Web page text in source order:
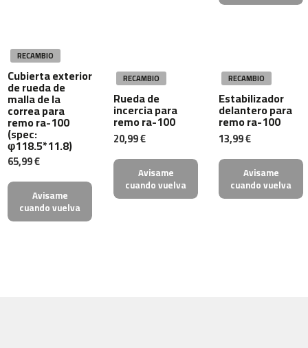
m
c
-
6
0
0
C
i
n
t
a
d
RECAMBIO
Cubierta exterior
de rueda de
malla de la
correa para
remo ra-100
(spec:
φ118.5*11.8)
65,99 €
Avisame
cuando vuelva
RECAMBIO
Rueda de
incercia para
remo ra-100
20,99 €
Avisame
cuando vuelva
RECAMBIO
Estabilizador
delantero para
remo ra-100
13,99 €
Avisame
cuando vuelva